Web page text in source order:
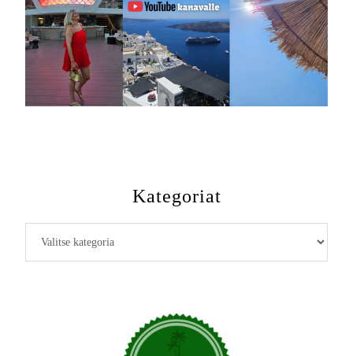
Kategoriat